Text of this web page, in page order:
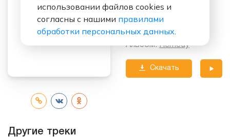
Альбом:Rеmedy
Скачать
Другие треки
использовании файлов cookies и
согласны с нашими правилами
обработки персональных данных.